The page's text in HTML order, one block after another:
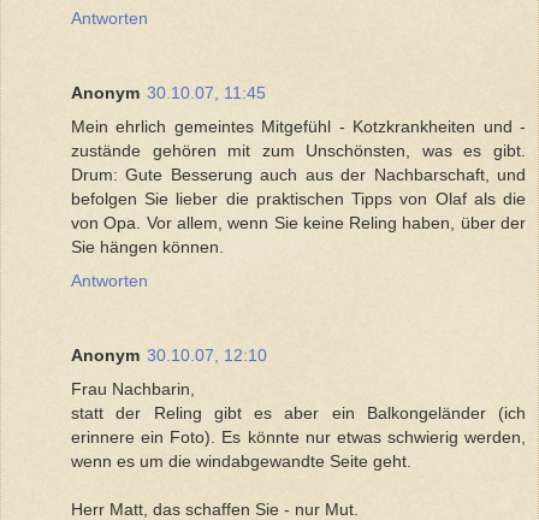
Antworten
Anonym 30.10.07, 11:45
Mein ehrlich gemeintes Mitgefühl - Kotzkrankheiten und -
zustände gehören mit zum Unschönsten, was es gibt.
Drum: Gute Besserung auch aus der Nachbarschaft, und
befolgen Sie lieber die praktischen Tipps von Olaf als die
von Opa. Vor allem, wenn Sie keine Reling haben, über der
Sie hängen können.
Antworten
Anonym 30.10.07, 12:10
Frau Nachbarin,
statt der Reling gibt es aber ein Balkongeländer (ich
erinnere ein Foto). Es könnte nur etwas schwierig werden,
wenn es um die windabgewandte Seite geht.
Herr Matt, das schaffen Sie - nur Mut.